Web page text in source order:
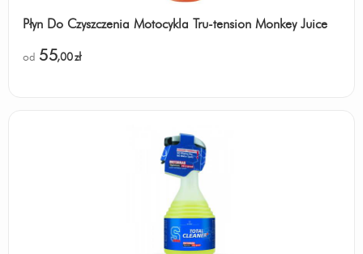
Płyn Do Czyszczenia Motocykla Tru-tension Monkey Juice
od 55,00zł